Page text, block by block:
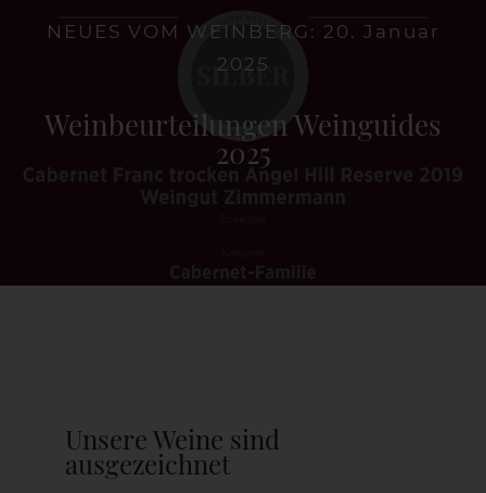
Shop
Kontakt
NEUES VOM WEINBERG: 20. Januar
2025
Weinbeurteilungen Weinguides
2025
Unsere Weine sind
ausgezeichnet